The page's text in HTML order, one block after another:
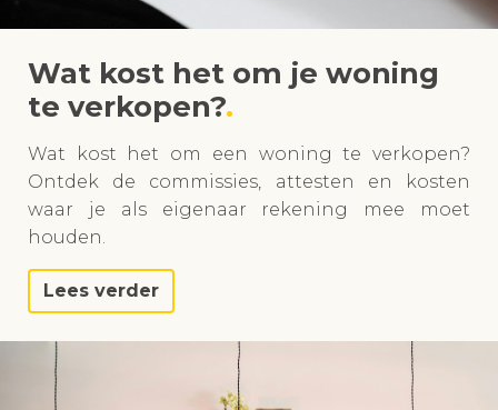
Wat kost het om je woning
te verkopen?
Wat kost het om een woning te verkopen?
Ontdek de commissies, attesten en kosten
waar je als eigenaar rekening mee moet
houden.
Lees verder